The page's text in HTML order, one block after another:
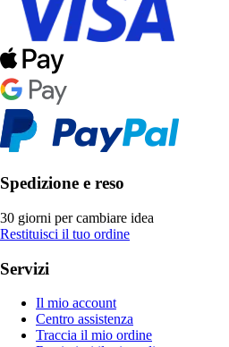
Spedizione e reso
30 giorni per cambiare idea
Restituisci il tuo ordine
Servizi
Il mio account
Centro assistenza
Traccia il mio ordine